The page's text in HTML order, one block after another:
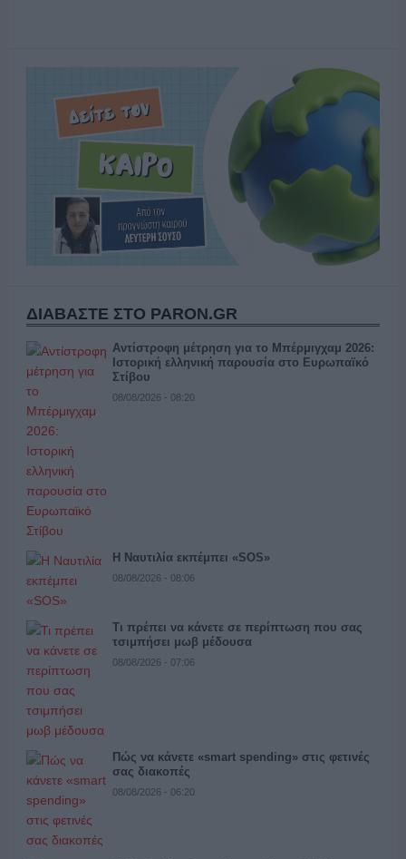
ΔΙΑΒΑΣΤΕ ΣΤΟ PARON.GR
Αντίστροφη μέτρηση για το Μπέρμιγχαμ 2026:
Ιστορική ελληνική παρουσία στο Ευρωπαϊκό
Στίβου
08/08/2026 - 08:20
Η Ναυτιλία εκπέμπει «SOS»
08/08/2026 - 08:06
Τι πρέπει να κάνετε σε περίπτωση που σας
τσιμπήσει μωβ μέδουσα
08/08/2026 - 07:06
Πώς να κάνετε «smart spending» στις φετινές
σας διακοπές
08/08/2026 - 06:20